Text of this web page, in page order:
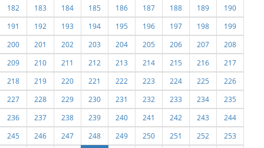
182
183 184 185 186 187 188 189
190
191
192 193 194 195 196 197 198
199
200
201 202 203 204 205 206 207
208
209
210 211 212 213 214 215 216
217
218
219 220 221 222 223 224 225
226
227
228 229 230 231 232 233 234
235
236
237 238 239 240 241 242 243
244
245
246 247 248 249 250 251 252
253